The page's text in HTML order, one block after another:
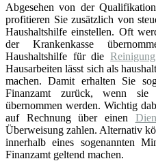
Abgesehen von der
profitieren Sie zusätzlich von
Haushaltshilfe einstellen. Oft
der Krankenkasse
Haushaltshilfe für dieReinigung
Hausarbeiten lässt sich als
machen. Damit erhalten Sie
Finanzamt zurück, wenn
übernommen werden. Wichtig
auf Rechnung über einen
Überweisung zahlen. Alternativ
innerhalb eines sogenannten
Finanzamt geltend machen.